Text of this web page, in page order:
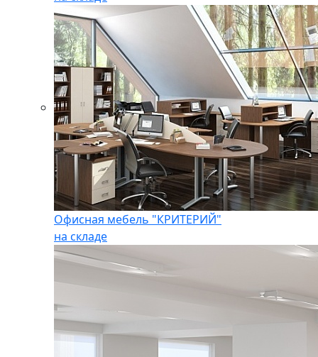
Офисная мебель "КРИТЕРИЙ"
на складе